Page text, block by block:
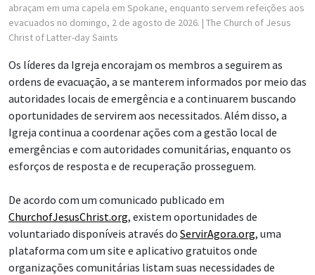
abraçam em uma capela em Spokane, enquanto servem refeições aos
evacuados no domingo, 2 de agosto de 2026. | The Church of Jesus
Christ of Latter-day Saints
Os líderes da Igreja encorajam os membros a seguirem as
ordens de evacuação, a se manterem informados por meio das
autoridades locais de emergência e a continuarem buscando
oportunidades de servirem aos necessitados. Além disso, a
Igreja continua a coordenar ações com a gestão local de
emergências e com autoridades comunitárias, enquanto os
esforços de resposta e de recuperação prosseguem.
De acordo com um comunicado publicado em
ChurchofJesusChrist.org, existem oportunidades de
voluntariado disponíveis através do ServirAgora.org, uma
plataforma com um site e aplicativo gratuitos onde
organizações comunitárias listam suas necessidades de